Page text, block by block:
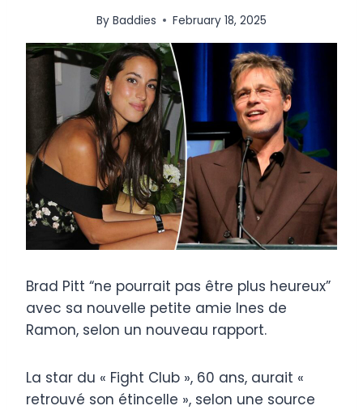
By Baddies February 18, 2025
Brad Pitt “ne pourrait pas être plus heureux”
avec sa nouvelle petite amie Ines de
Ramon, selon un nouveau rapport.
La star du « Fight Club », 60 ans, aurait «
retrouvé son étincelle », selon une source